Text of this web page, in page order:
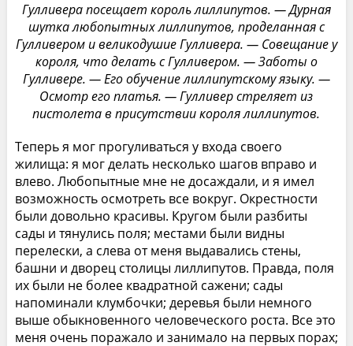
Гулливера посещает король лиллипутов. — Дурная
шутка любопытных лиллипутов, проделанная с
Гулливером и великодушие Гулливера. — Совещание у
короля, что делать с Гулливером. — Заботы о
Гулливере. — Его обучение лиллипутскому языку. —
Осмотр его платья. — Гулливер стреляет из
пистолета в присутствии короля лиллипутов.
Теперь я мог прогуливаться у входа своего
жилища: я мог делать несколько шагов вправо и
влево. Любопытные мне не досаждали, и я имел
возможность осмотреть все вокруг. Окрестности
были довольно красивы. Кругом были разбиты
сады и тянулись поля; местами были видны
перелески, a слева от меня выдавались стены,
башни и дворец столицы лиллипутов. Правда, поля
их были не более квадратной сажени; сады
напоминали клумбочки; деревья были немного
выше обыкновенного человеческого роста. Все это
меня очень поражало и занимало на первых порах;